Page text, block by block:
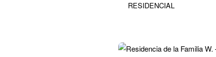
RESIDENCIAL